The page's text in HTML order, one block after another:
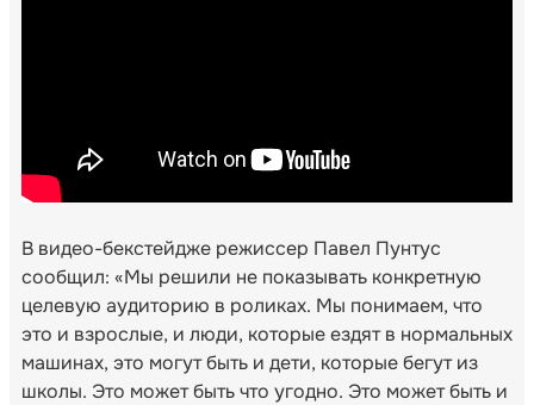
В видео-бекстейдже режиссер Павел Пунтус
сообщил: «Мы решили не показывать конкретную
целевую аудиторию в роликах. Мы понимаем, что
это и взрослые, и люди, которые ездят в нормальных
машинах, это могут быть и дети, которые бегут из
школы. Это может быть что угодно. Это может быть и